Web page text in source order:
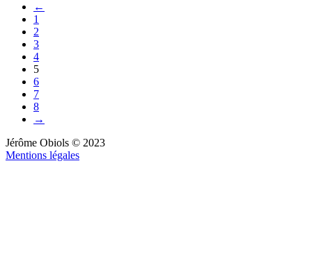
←
1
2
3
4
5
6
7
8
→
Jérôme Obiols © 2023
Mentions légales